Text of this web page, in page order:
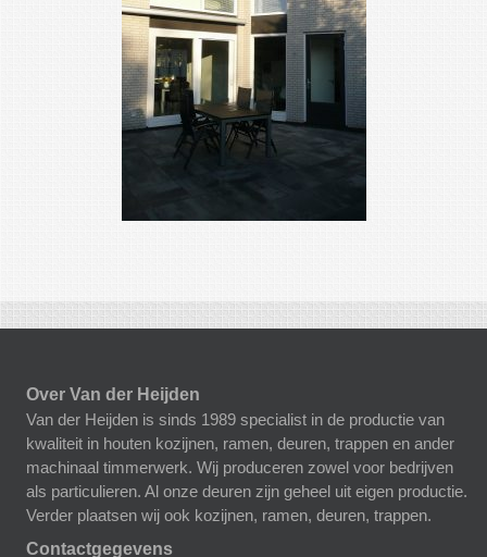
Over Van der Heijden
Van der Heijden is sinds 1989 specialist in de productie van
kwaliteit in houten kozijnen, ramen, deuren, trappen en ander
machinaal timmerwerk. Wij produceren zowel voor bedrijven
als particulieren. Al onze deuren zijn geheel uit eigen productie.
Verder plaatsen wij ook kozijnen, ramen, deuren, trappen.
Contactgegevens